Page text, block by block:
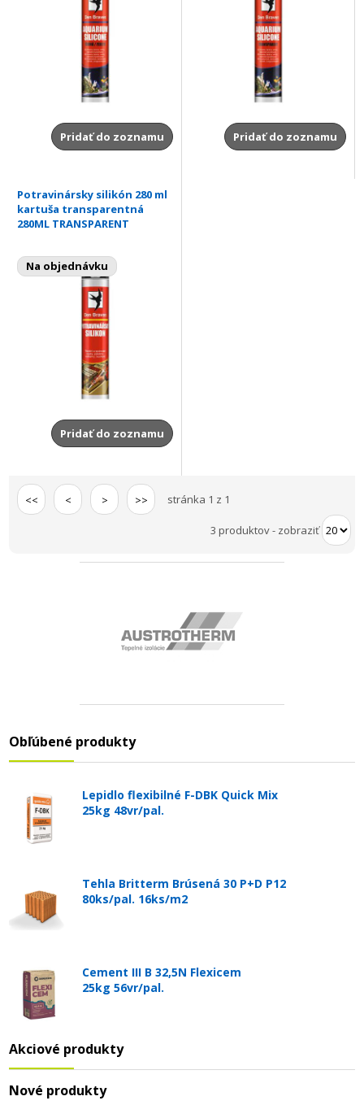
Pridať do zoznamu Pridať do zoznamu
Potravinársky silikón 280 ml
kartuša transparentná
280ML TRANSPARENT
Na objednávku
Pridať do zoznamu
<< < > >> stránka 1 z 1
3 produktov- zobraziť
Obľúbené produkty
Lepidlo flexibilné F-DBK Quick Mix
25kg 48vr/pal.
Tehla Britterm Brúsená 30 P+D P12
80ks/pal. 16ks/m2
Cement III B 32,5N Flexicem
25kg 56vr/pal.
Akciové produkty
Nové produkty